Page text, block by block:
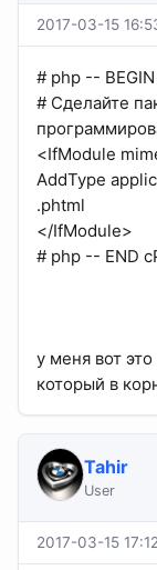
2017-03-15
# php --
# Сделайте
<IfModule
AddType
.phtml
</IfModule>
# php -- END
у меня вот
который в
Tahir
User
2017-03-15